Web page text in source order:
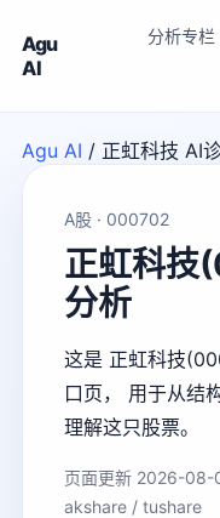
Agu
AI
分析专栏
Agu AI / 正虹科技 AI
A股 · 000702
正虹科
分析
这是 正虹科技
口页， 用于从结
理解这只股票。
页面更新 2026-08-
akshare / tushare